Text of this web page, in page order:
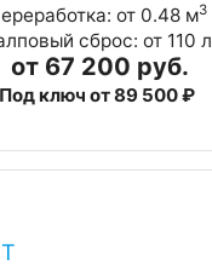
от 0.48 м3
сброс: от 110 л
от 67 200 руб.
Под ключ от 89 500 ₽